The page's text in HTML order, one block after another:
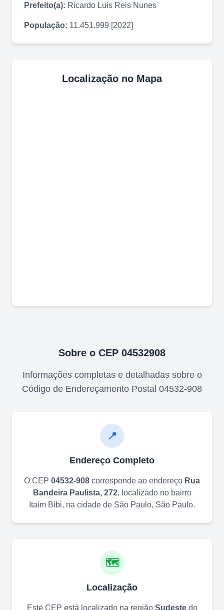
Prefeito(a): Ricardo Luis Reis Nunes
População: 11.451.999 [2022]
Localização no Mapa
Sobre o CEP 04532908
Informações completas e detalhadas sobre o
Código de Endereçamento Postal 04532-908
📍
Endereço Completo
O CEP 04532-908 corresponde ao endereço Rua
Bandeira Paulista, 272, localizado no bairro
Itaim Bibi, na cidade de São Paulo, São Paulo.
🗺️
Localização
Este CEP está localizado na região Sudestedo